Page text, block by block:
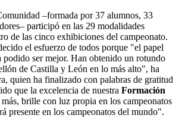
–formada por 37 alumnos, 33
participó en las 29 modalidades
de las cinco exhibiciones del campeonato.
el esfuerzo de todos porque "el papel
podido ser mejor. Han obtenido un rotundo
de Castilla y León en lo más alto", ha
quien ha finalizado con palabras de gratitud
que la excelencia de nuestra Formación
más, brille con luz propia en los campeonatos
presente en los campeonatos del mundo".